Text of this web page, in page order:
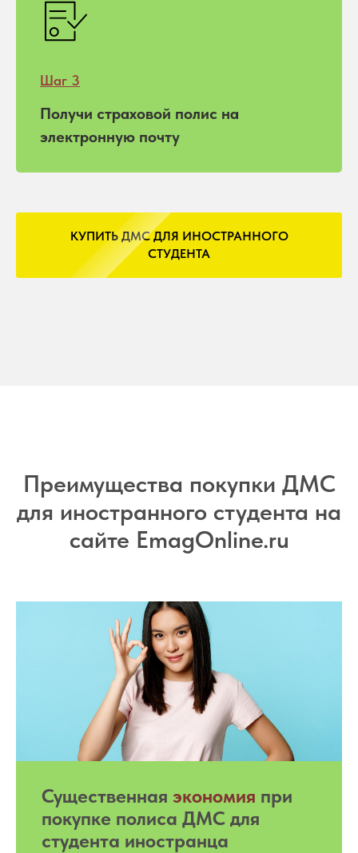
Шаг 3
Получи страховой полис на
электронную почту
КУПИТЬ ДМС ДЛЯ ИНОСТРАННОГО
СТУДЕНТА
Преимущества покупки ДМС
для иностранного студента на
сайте EmagOnline.ru
Существенная экономия при
покупке полиса ДМС для
студента иностранца